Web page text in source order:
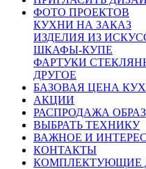
ФОТО ПРОЕКТОВ
КУХНИ НА ЗАКАЗ
ИЗДЕЛИЯ ИЗ
ШКАФЫ-КУПЕ
ФАРТУКИ
ДРУГОЕ
БАЗОВАЯ ЦЕНА
АКЦИИ
РАСПРОДАЖА
ВЫБРАТЬ ТЕХНИКУ
ВАЖНОЕ И
КОНТАКТЫ
КОМПЛЕКТУЮЩИЕ